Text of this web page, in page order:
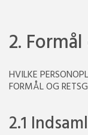
2.
HVILKE
FORMÅL OG
2.1